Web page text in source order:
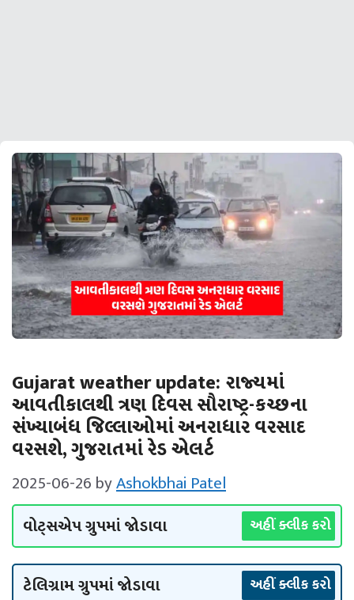
Gujarat weather update: રાજ્યમાં
આવતીકાલથી ત્રણ દિવસ સૌરાષ્‍ટ્ર-કચ્‍છના
સંખ્‍યાબંધ જિલ્લાઓમાં અનરાધાર વરસાદ
વરસશે, ગુજરાતમાં રેડ એલર્ટ
2025-06-26 byAshokbhai Patel
વોટ્સએપ ગ્રુપમાં જોડાવા અહીં ક્લીક કરો
ટેલિગ્રામ ગ્રુપમાં જોડાવા અહીં ક્લીક કરો